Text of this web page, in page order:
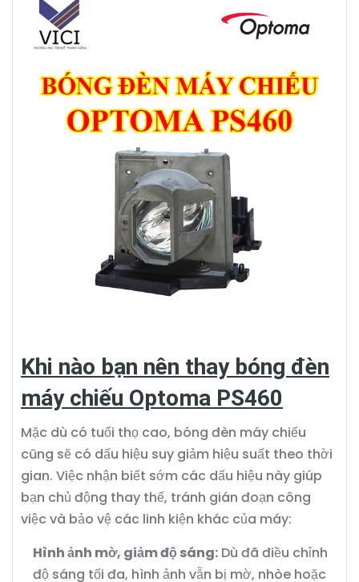
Khi nào bạn nên thay bóng đèn
máy chiếu Optoma PS460
Mặc dù có tuổi thọ cao, bóng đèn máy chiếu
cũng sẽ có dấu hiệu suy giảm hiệu suất theo thời
gian. Việc nhận biết sớm các dấu hiệu này giúp
bạn chủ động thay thế, tránh gián đoạn công
việc và bảo vệ các linh kiện khác của máy:
Hình ảnh mờ, giảm độ sáng: Dù đã điều chỉnh
độ sáng tối đa, hình ảnh vẫn bị mờ, nhòe hoặc